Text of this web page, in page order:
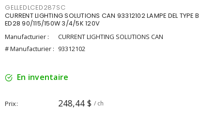
GELLEDLCED287SC
CURRENT LIGHTING SOLUTIONS CAN 93312102 LAMPE DEL TYPE B
ED28 90/115/150W 3/4/5K 120V
Manufacturier :
CURRENT LIGHTING SOLUTIONS CAN
# Manufacturier : 93312102
En inventaire
Prix 248,44 $ / ch